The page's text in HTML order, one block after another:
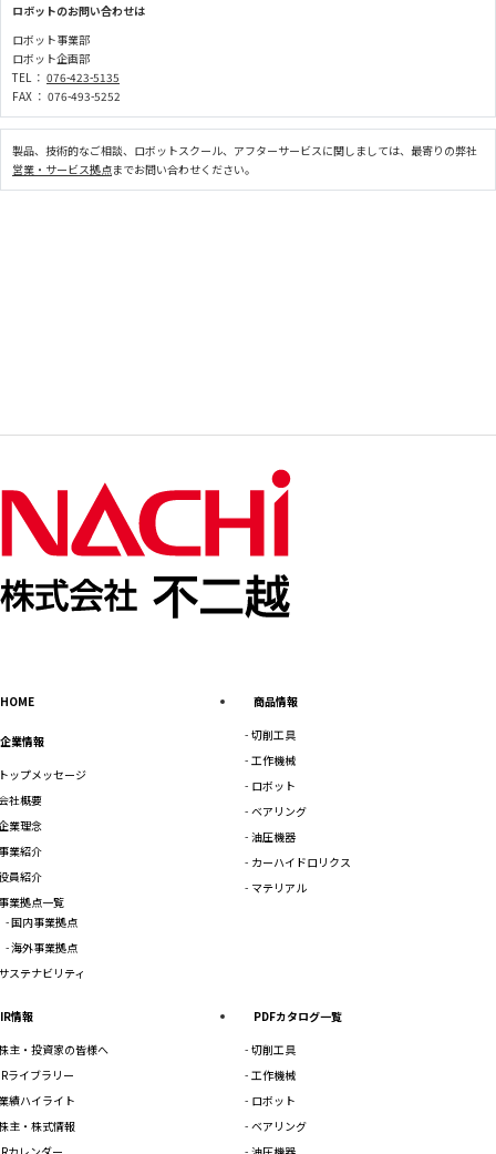
ロボットのお問い合わせは
ロボット事業部
ロボット企画部
TEL ： 076-423-5135
FAX ： 076-493-5252
製品、技術的なご相談、ロボットスクール、アフターサービスに関しましては、最寄りの弊社
営業・サービス拠点までお問い合わせください。
HOME
企業情報
ップメッセージ
社概要
業理念
業紹介
員紹介
業拠点一覧
国内事業拠点
海外事業拠点
ステナビリティ
商品情報
切削工具
工作機械
ロボット
ベアリング
油圧機器
カーハイドロリクス
マテリアル
IR情報
主・投資家の皆様へ
ライブラリー
績ハイライト
主・株式情報
PDFカタログ一覧
切削工具
工作機械
ロボット
ベアリング